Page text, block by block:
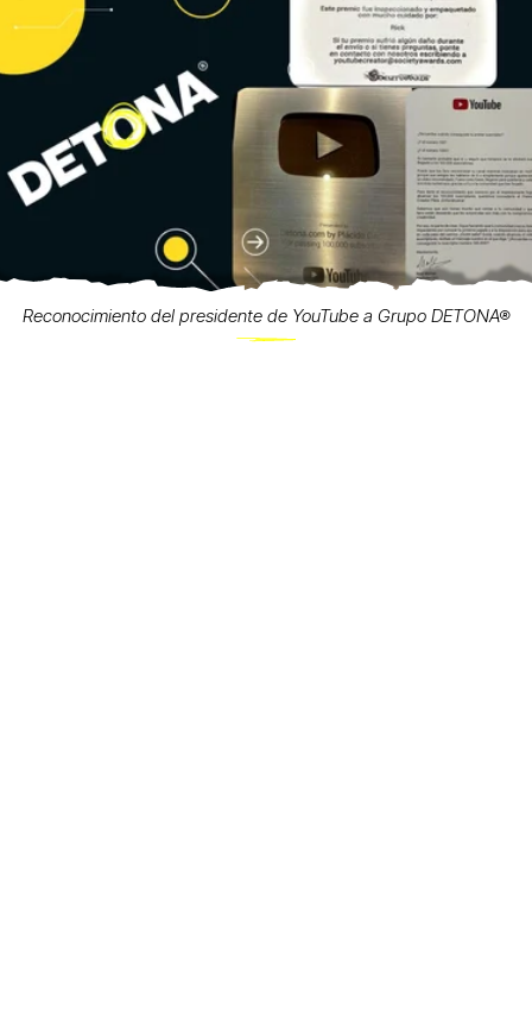
Reconocimiento del presidente de YouTube a Grupo DETONA®